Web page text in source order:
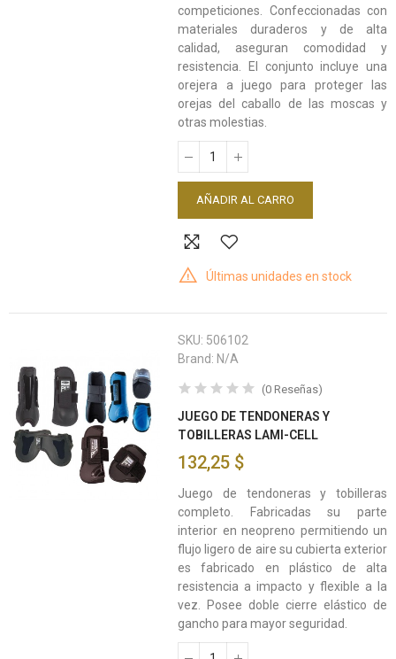
competiciones. Confeccionadas con
materiales duraderos y de alta
calidad, aseguran comodidad y
resistencia. El conjunto incluye una
orejera a juego para proteger las
orejas del caballo de las moscas y
otras molestias.
AÑADIR AL CARRO
Últimas unidades en stock
SKU: 506102
Brand: N/A
(0 Reseñas)
JUEGO DE TENDONERAS Y
TOBILLERAS LAMI-CELL
132,25 $
Juego de tendoneras y tobilleras
completo. Fabricadas su parte
interior en neopreno permitiendo un
flujo ligero de aire su cubierta exterior
es fabricado en plástico de alta
resistencia a impacto y flexible a la
vez. Posee doble cierre elástico de
gancho para mayor seguridad.